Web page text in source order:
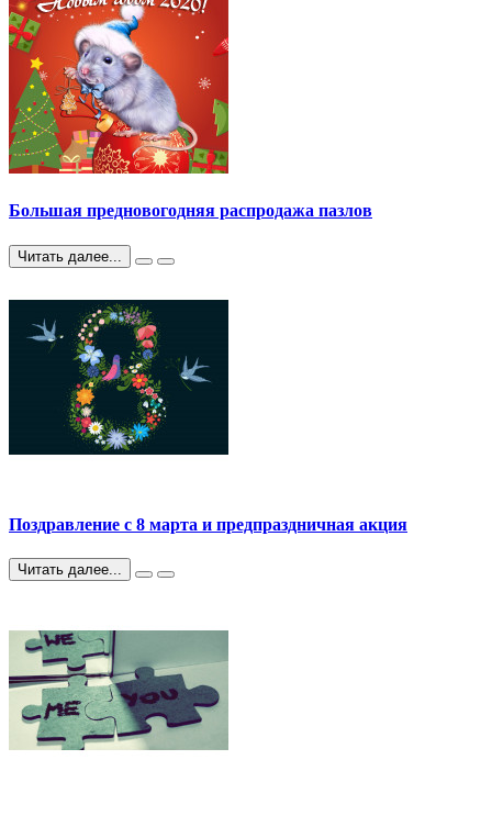
Большая предновогодняя распродажа пазлов
Читать далее...
Поздравление с 8 марта и предпраздничная акция
Читать далее...